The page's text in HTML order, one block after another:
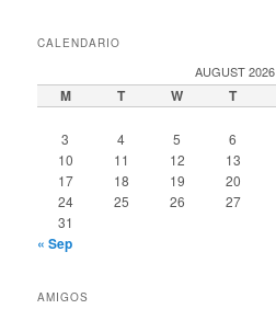
CALENDARIO
AUGUST 2026
M T W T
3
4 5 6
10
11 12 13
17
18 19 20
24
25 26 27
31
« Sep
AMIGOS